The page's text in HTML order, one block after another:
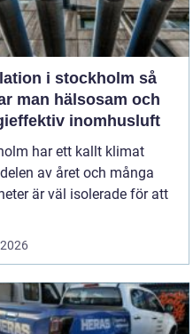
i stockholm så
man hälsosam och
inomhusluft
har ett kallt klimat
av året och många
är väl isolerade för att